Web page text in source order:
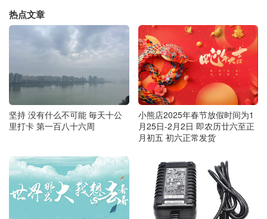
热点文章
坚持 没有什么不可能 毎天十公
里打卡 第一百八十六周
小熊店2025年春节放假时间为1
月25日-2月2日 即农历廿六至正
月初五 初六正常发货